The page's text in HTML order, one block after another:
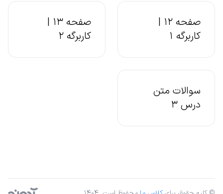
صفحه 12 |
کاربرگه 1
صفحه 13 |
کاربرگه 2
سوالات متن
درس 3